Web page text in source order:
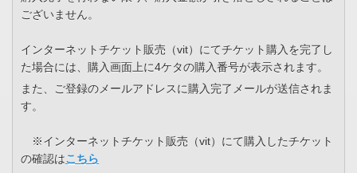
ございません。
インターネットチケット販売（vit）にてチケット購入を完了し
た場合には、購入画面上に4ケタの購入番号が表示されます。
また、ご登録のメールアドレスに購入完了メールが送信されま
す。
※インターネットチケット販売（vit）にて購入したチケット
の確認はこちら